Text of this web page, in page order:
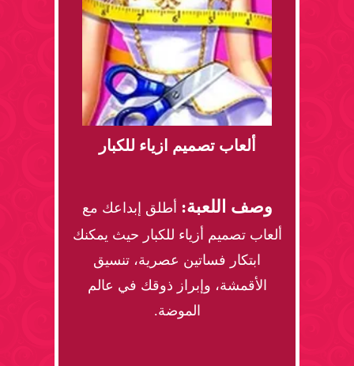
ألعاب تصميم ازياء للكبار
وصف اللعبة: أطلق إبداعك مع
ألعاب تصميم أزياء للكبار حيث يمكنك
ابتكار فساتين عصرية، تنسيق
الأقمشة، وإبراز ذوقك في عالم
الموضة.